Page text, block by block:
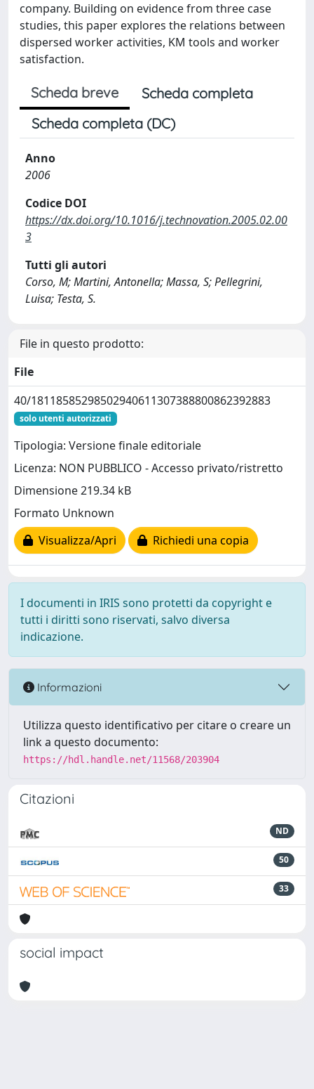
company. Building on evidence from three case
studies, this paper explores the relations between
dispersed worker activities, KM tools and worker
satisfaction.
Scheda breve
Scheda completa
Scheda completa (DC)
Anno
2006
Codice DOI
https://dx.doi.org/10.1016/j.technovation.2005.02.00
3
Tutti gli autori
Corso, M; Martini, Antonella; Massa, S; Pellegrini,
Luisa; Testa, S.
File in questo prodotto:
File
40/18118585298502940611307388800862392883
solo utenti autorizzati
Tipologia: Versione finale editoriale
Licenza: NON PUBBLICO - Accesso privato/ristretto
Dimensione 219.34 kB
Formato Unknown
Visualizza/Apri
Richiedi una copia
I documenti in IRIS sono protetti da copyright e
tutti i diritti sono riservati, salvo diversa
indicazione.
Informazioni
Utilizza questo identificativo per citare o creare un
link a questo documento:
https://hdl.handle.net/11568/203904
Citazioni
ND
50
33
social impact